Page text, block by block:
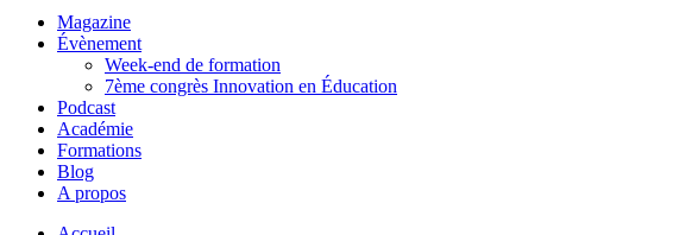
Magazine
Évènement
Week-end de formation
7ème congrès Innovation en Éducation
Podcast
Académie
Formations
Blog
A propos